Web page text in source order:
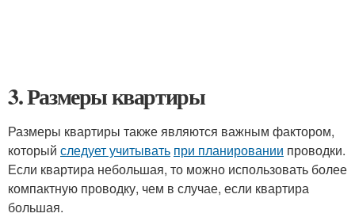
3. Размеры квартиры
Размеры квартиры также являются важным фактором,
который следует учитывать при планировании проводки.
Если квартира небольшая, то можно использовать более
компактную проводку, чем в случае, если квартира
большая.